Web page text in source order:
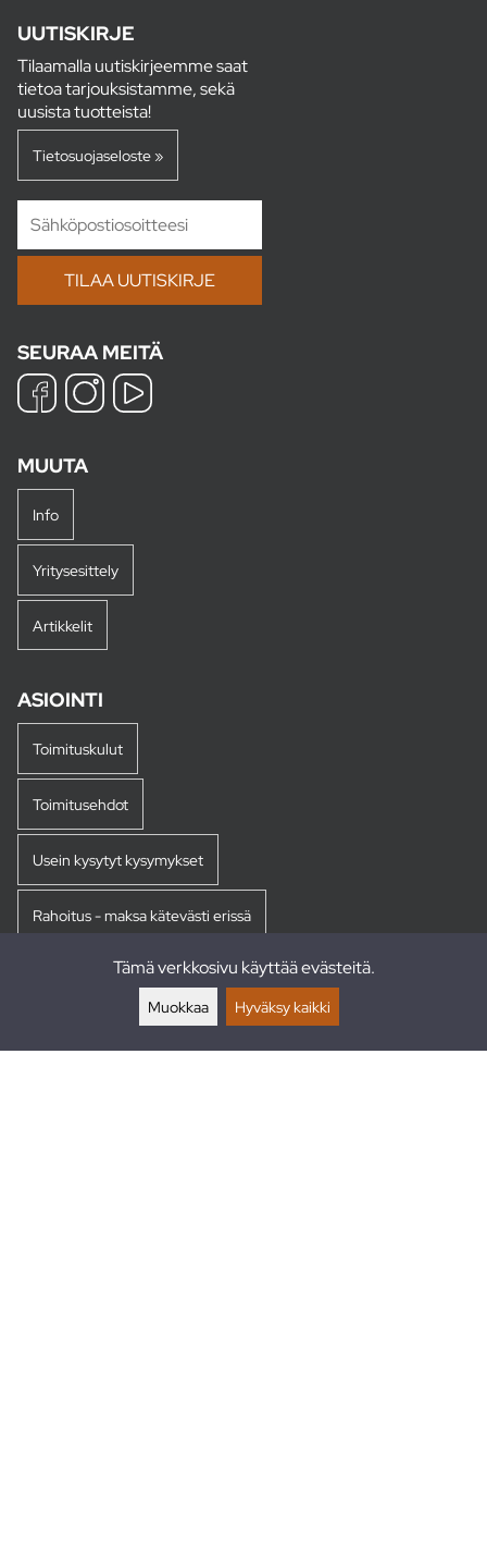
UUTISKIRJE
Tilaamalla uutiskirjeemme saat
tietoa tarjouksistamme, sekä
uusista tuotteista!
Tietosuojaseloste »
SEURAA MEITÄ
MUUTA
Info
Yritysesittely
Artikkelit
ASIOINTI
Toimituskulut
Toimitusehdot
Usein kysytyt kysymykset
Rahoitus - maksa kätevästi erissä
Tämä verkkosivu käyttää evästeitä.
Muokkaa Hyväksy kaikki